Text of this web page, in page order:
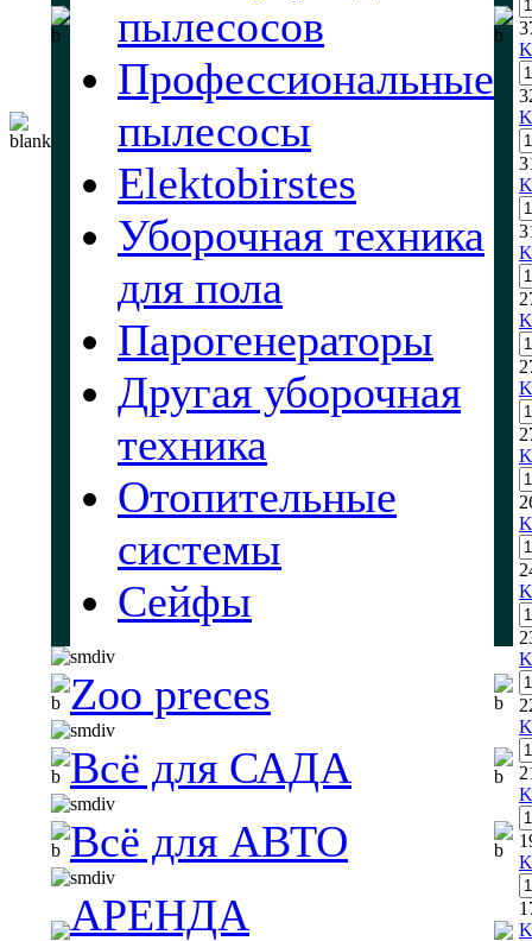
пылесосов
Профессиональные
пылесосы
Elektobirstes
Уборочная техника
для пола
Парогенераторы
Другая уборочная
техника
Отопительные
системы
Сейфы
Zoo preces
Всё для САДА
Всё для АВТО
АРЕНДА